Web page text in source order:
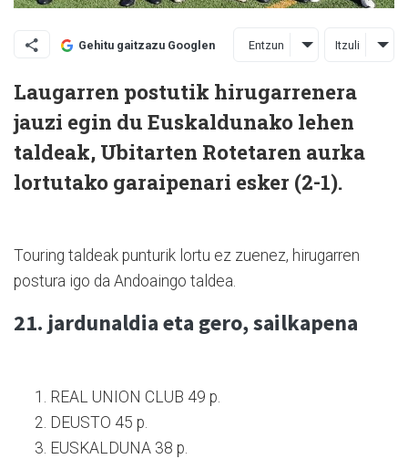
Gehitu gaitzazu Googlen Entzun Itzuli
Laugarren postutik hirugarrenera
jauzi egin du Euskaldunako lehen
taldeak, Ubitarten Rotetaren aurka
lortutako garaipenari esker (2-1).
Touring taldeak punturik lortu ez zuenez, hirugarren
postura igo da Andoaingo taldea.
21. jardunaldia eta gero, sailkapena
REAL UNION CLUB 49 p.
DEUSTO 45 p.
EUSKALDUNA 38 p.